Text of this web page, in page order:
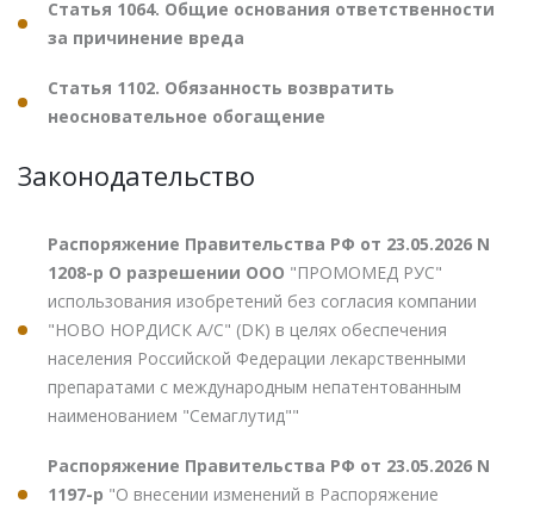
Статья 1064. Общие основания ответственности
за причинение вреда
Статья 1102. Обязанность возвратить
неосновательное обогащение
Законодательство
Распоряжение Правительства РФ от 23.05.2026 N
1208-р О разрешении ООО "ПРОМОМЕД РУС"
использования изобретений без согласия компании
"НОВО НОРДИСК А/С" (DK) в целях обеспечения
населения Российской Федерации лекарственными
препаратами с международным непатентованным
наименованием "Семаглутид""
Распоряжение Правительства РФ от 23.05.2026 N
1197-р "О внесении изменений в Распоряжение